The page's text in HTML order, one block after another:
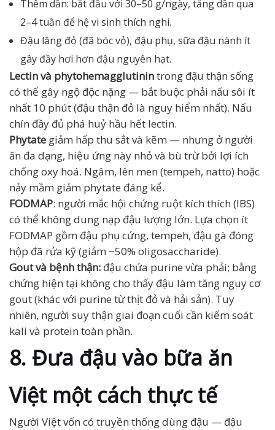
Thêm dần: bắt đầu với 30–50 g/ngày, tăng dần qua
2–4 tuần để hệ vi sinh thích nghi.
Đậu lăng đỏ (đã bóc vỏ), đậu phụ, sữa đậu nành ít
gây đầy hơi hơn đậu nguyên hạt.
Lectin và phytohemagglutinintrong đậu thận sống
có thể gây ngộ độc nặng — bắt buộc phải nấu sôi ít
nhất 10 phút (đậu thận đỏ là nguy hiểm nhất). Nấu
chín đầy đủ phá huỷ hầu hết lectin.
Phytate giảm hấp thu sắt và kẽm — nhưng ở người
ăn đa dạng, hiệu ứng này nhỏ và bù trừ bởi lợi ích
chống oxy hoá. Ngâm, lên men (tempeh, natto) hoặc
nảy mầm giảm phytate đáng kể.
FODMAP: người mắc hội chứng ruột kích thích (IBS)
có thể không dung nạp đậu lượng lớn. Lựa chọn ít
FODMAP gồm đậu phụ cứng, tempeh, đậu gà đóng
hộp đã rửa kỹ (giảm ~50% oligosaccharide).
Gout và bệnh thận: đậu chứa purine vừa phải; bằng
chứng hiện tại không cho thấy đậu làm tăng nguy cơ
gout (khác với purine từ thịt đỏ và hải sản). Tuy
nhiên, người suy thận giai đoạn cuối cần kiểm soát
kali và protein toàn phần.
8. Đưa đậu vào bữa ăn
Việt một cách thực tế
Người Việt vốn có truyền thống dùng đậu — đậu